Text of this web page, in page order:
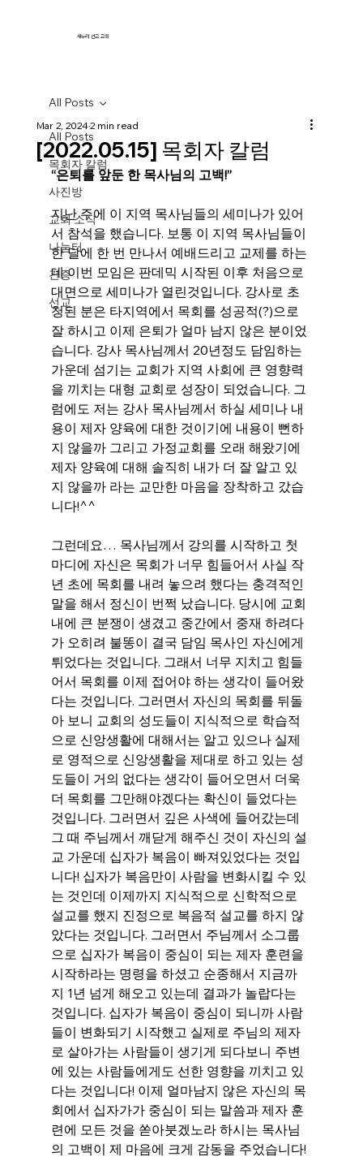
새누리 선교 교회
All Posts
목회자 칼럼
사진방
교회 소식
나눔터
간증
선교
All Posts
[2022.05.15] 목회자 칼럼
Mar 2, 20242 min read
“은퇴를 앞둔 한 목사님의 고백!”
지난 주에 이 지역 목사님들의 세미나가 있어
서 참석을 했습니다. 보통 이 지역 목사님들이
한 달에 한 번 만나서 예배드리고 교제를 하는
데 이번 모임은 판데믹 시작된 이후 처음으로
대면으로 세미나가 열린것입니다. 강사로 초
청된 분은 타지역에서 목회를 성공적(?)으로
잘 하시고 이제 은퇴가 얼마 남지 않은 분이었
습니다. 강사 목사님께서 20년정도 담임하는
가운데 섬기는 교회가 지역 사회에 큰 영향력
을 끼치는 대형 교회로 성장이 되었습니다. 그
럼에도 저는 강사 목사님께서 하실 세미나 내
용이 제자 양육에 대한 것이기에 내용이 뻔하
지 않을까 그리고 가정교회를 오래 해왔기에
제자 양육예 대해 솔직히 내가 더 잘 알고 있
지 않을까 라는 교만한 마음을 장착하고 갔습
니다!^^
그런데요… 목사님께서 강의를 시작하고 첫
마디에 자신은 목회가 너무 힘들어서 사실 작
년 초에 목회를 내려 놓으려 했다는 충격적인
말을 해서 정신이 번쩍 났습니다. 당시에 교회
내에 큰 분쟁이 생겼고 중간에서 중재 하려다
가 오히려 불똥이 결국 담임 목사인 자신에게
튀었다는 것입니다. 그래서 너무 지치고 힘들
어서 목회를 이제 접어야 하는 생각이 들어왔
다는 것입니다. 그러면서 자신의 목회를 뒤돌
아 보니 교회의 성도들이 지식적으로 학습적
으로 신앙생활에 대해서는 알고 있으나 실제
로 영적으로 신앙생활을 제대로 하고 있는 성
도들이 거의 없다는 생각이 들어오면서 더욱
더 목회를 그만해야겠다는 확신이 들었다는
것입니다. 그러면서 깊은 사색에 들어갔는데
그 때 주님께서 깨닫게 해주신 것이 자신의 설
교 가운데 십자가 복음이 빠져있었다는 것입
니다! 십자가 복음만이 사람을 변화시킬 수 있
는 것인데 이제까지 지식적으로 신학적으로
설교를 했지 진정으로 복음적 설교를 하지 않
았다는 것입니다. 그러면서 주님께서 소그룹
으로 십자가 복음이 중심이 되는 제자 훈련을
시작하라는 명령을 하셨고 순종해서 지금까
지 1년 넘게 해오고 있는데 결과가 놀랍다는
것입니다. 십자가 복음이 중심이 되니까 사람
들이 변화되기 시작했고 실제로 주님의 제자
로 살아가는 사람들이 생기게 되다보니 주변
에 있는 사람들에게도 선한 영향을 끼치고 있
다는 것입니다! 이제 얼마남지 않은 자신의 목
회에서 십자가가 중심이 되는 말씀과 제자 훈
련에 모든 것을 쏟아붓겠노라 하시는 목사님
의 고백이 제 마음에 크게 감동을 주었습니다!